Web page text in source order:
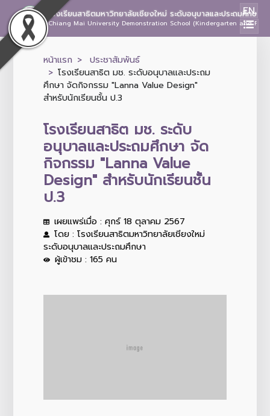
โรงเรียนสาธิตมหาวิทยาลัยเชียงใหม่ ระดับอนุบาลและประถมศึกษา
Chiang Mai University Demonstration School (Kindergarten and
EN
หน้าแรก
ประชาสัมพันธ์
โรงเรียนสาธิต มช. ระดับอนุบาลและประถม
ศึกษา จัดกิจกรรม "Lanna Value Design"
สำหรับนักเรียนชั้น ป.3
โรงเรียนสาธิต มช. ระดับ
อนุบาลและประถมศึกษา จัด
กิจกรรม "Lanna Value
Design" สำหรับนักเรียนชั้น
ป.3
เผยแพร่เมื่อ : ศุกร์ 18 ตุลาคม 2567
โดย : โรงเรียนสาธิตมหาวิทยาลัยเชียงใหม่
ระดับอนุบาลและประถมศึกษา
ผู้เข้าชม : 165 คน